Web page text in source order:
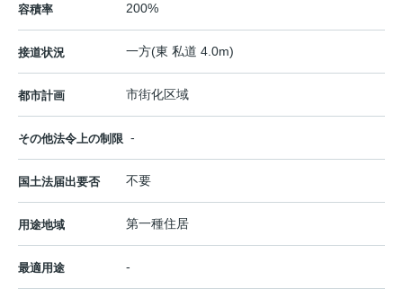
容積率 200%
接道状況 一方(東 私道 4.0m)
都市計画 市街化区域
その他法令上の制限 -
国土法届出要否 不要
用途地域 第一種住居
最適用途 -